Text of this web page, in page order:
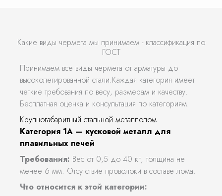
Какие виды чермета мы принимаем - классификация по
ГОСТ
Принимаем все виды чермета от арматуры до
высоколегированной стали.Каждая категория имеет
четкие требования по весу, размерам и качеству.
Бесплатная оценка и консультация по категориям.
Крупногабаритный стальной металлолом
Категория 1А — кусковой металл для
плавильных печей
Требования: Вес от 0,5 до 40 кг, толщина не
менее 6 мм. Отсутствие проволоки в составе лома.
Что относится к этой категории: